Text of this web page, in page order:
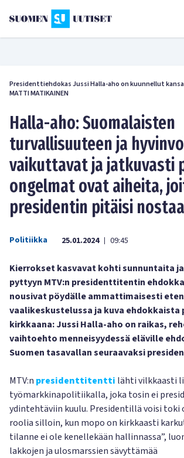
Presidenttiehdokas Jussi Halla-aho on kuunnellut
MATTI MATIKAINEN
Halla-aho: Suomalaisten
turvallisuuteen ja
vaikuttavat ja jatkuvasti
ongelmat ovat aiheita,
presidentin pitäisi
Politiikka 25.01.2024 | 09:45
Kierrokset kasvavat kohti sunnuntaita
pyttyyn MTV:n presidenttitentin
nousivat pöydälle ammattimaisesti
vaalikeskustelussa ja kuva ehdokkaista
kirkkaana: Jussi Halla-aho on raikas,
vaihtoehto menneisyydessä eläville
Suomen tasavallan seuraavaksi
MTV:n presidenttitentti lähti vilkkaasti
työmarkkinapolitiikalla, joka tosin ei
ydintehtäviin kuulu. Presidentillä voisi
roolia silloin, kun mopo on kirkkaasti
tilanne ei ole kenellekään hallinnassa”,
lakkojen ja ulosmarssien sävyttämää